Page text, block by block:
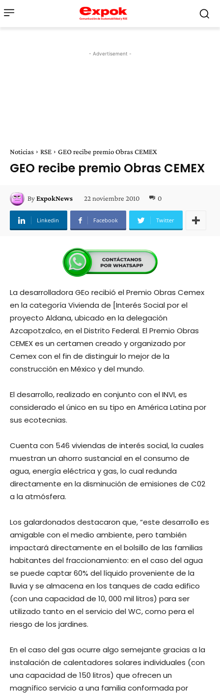
- Advertisement -
Noticias RSE GEO recibe premio Obras CEMEX
GEO recibe premio Obras CEMEX
ByExpokNews 22 noviembre 2010 0
Linkedin Facebook Twitter
La desarrolladora GEo recibió el Premio Obras Cemex
en la categoría Vivienda de [Interés Social por el
proyecto Aldana, ubicado en la delegación
Azcapotzalco, en el Distrito Federal. El Premio Obras
CEMEX es un certamen creado y organizado por
Cemex con el fin de distinguir lo mejor de la
construcción en México y del mundo.
El desarrollo, realizado en conjunto con el INVI, es
considerado el único en su tipo en América Latina por
sus ecotecnias.
Cuenta con 546 viviendas de interés social, la cuales
muestran un ahorro sustancial en el consumo de
agua, energía eléctrica y gas, lo cual redunda
directamente en la disminución de emisiones de C02
a la atmósfera.
Los galardonados destacaron que, “este desarrollo es
amigable con el medio ambiente, pero también
impactará directamente en el bolsillo de las familias
habitantes del fraccionamiento: en el caso del agua
se puede captar 60% del líquido proveniente de la
lluvia y se almacena en los tanques de cada edifico
(con una capacidad de 10, 000 mil litros) para ser
utilizado tanto en el servicio del WC, como pera el
riesgo de los jardines.
En el caso del gas ocurre algo semejante gracias a la
instalación de calentadores solares individuales (con
una capacidad de 150 litros) que ofrecen un
magnífico servicio a una familia conformada por